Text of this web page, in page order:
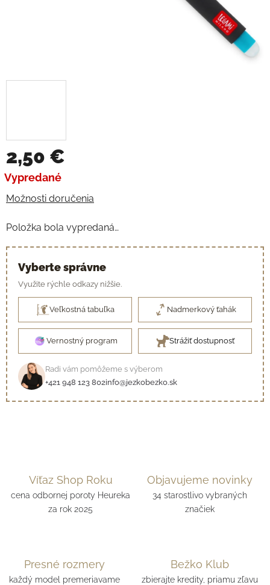
2,50 €
Jednotková cena:
Vypredané
Možnosti doručenia
Položka bola vypredaná…
Vyberte správne
Využite rýchle odkazy nižšie.
Veľkostná tabuľka Nadmerkový ťahák
Vernostný program Strážiť dostupnosť
Radi vám pomôžeme s výberom
+421 948 123 802info@jezkobezko.sk
Víťaz Shop Roku
cena odbornej poroty Heureka
za rok 2025
Objavujeme novinky
34 starostlivo vybraných
značiek
Presné rozmery
každý model premeriavame
Bežko Klub
zbierajte kredity, priamu zľavu